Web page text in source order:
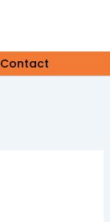
Contact